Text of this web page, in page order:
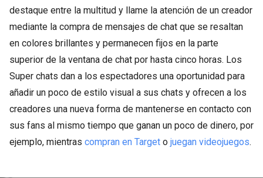
destaque entre la multitud y llame la atención de un creador
mediante la compra de mensajes de chat que se resaltan
en colores brillantes y permanecen fijos en la parte
superior de la ventana de chat por hasta cinco horas. Los
Super chats dan a los espectadores una oportunidad para
añadir un poco de estilo visual a sus chats y ofrecen a los
creadores una nueva forma de mantenerse en contacto con
sus fans al mismo tiempo que ganan un poco de dinero, por
ejemplo, mientras compran en Target o juegan videojuegos.